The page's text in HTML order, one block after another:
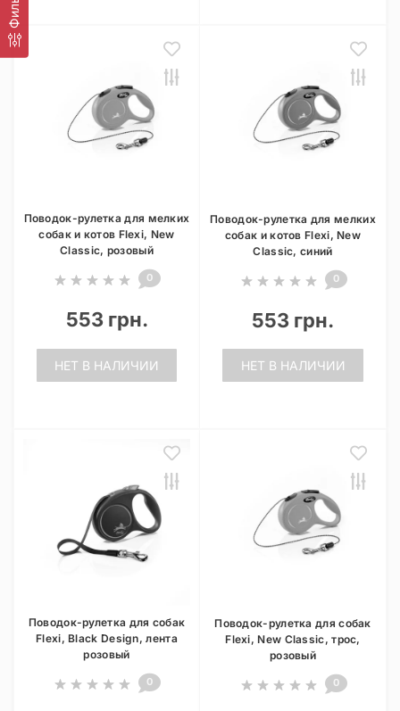
Поводок-рулетка для мелких
собак и котов Flexi, New
Classic, розовый
0
553 грн.
НЕТ В НАЛИЧИИ
Поводок-рулетка для мелких
собак и котов Flexi, New
Classic, синий
0
553 грн.
НЕТ В НАЛИЧИИ
Поводок-рулетка для собак
Flexi, Black Design, лента
розовый
0
Поводок-рулетка для собак
Flexi, New Classic, трос,
розовый
0